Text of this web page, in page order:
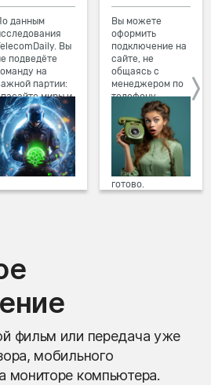
данным
Вы
подведёте
на
партии:
миры и
побеждайте с
в
играх.
Вы можете
оформить
подключение на
сайте, не
общаясь с
менеджером по
телефону.
Просто в три
клика заполните
форму заявки на
сайте, выберите
дату и время
подключения,
готово.
фильм или передача уже
мобильного
мониторе компьютера.